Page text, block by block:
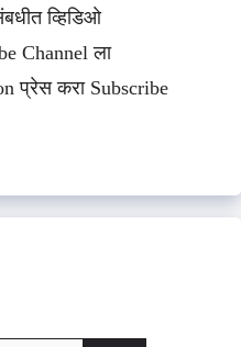
व्हिडिओ
Channel ला
प्रेस करा Subscribe